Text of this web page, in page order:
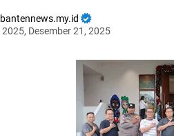
Desember 21, 2025